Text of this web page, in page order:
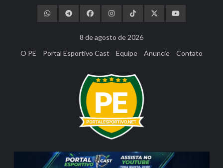
8 de agosto de 2026
O PE
Portal Esportivo Cast Equipe Anuncie Contato